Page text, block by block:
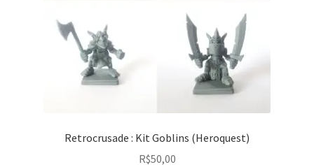
Retrocrusade : Kit Goblins (Heroquest)
R$50,00